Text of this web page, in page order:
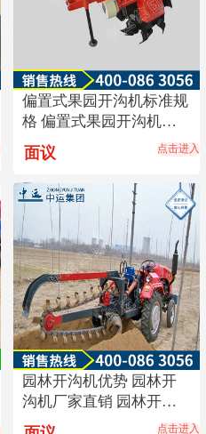
偏置式果园开沟机标准规
格 偏置式果园开沟机价
格
面议 点击进入
园林开沟机优势 园林开
沟机厂家直销 园林开沟
机价格
点击进入